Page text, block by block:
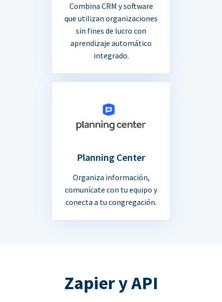
Combina CRM y software
que utilizan organizaciones
sin fines de lucro con
aprendizaje automático
integrado.
Planning Center
Organiza información,
comunícate con tu equipo y
conecta a tu congregación.
Zapier y API